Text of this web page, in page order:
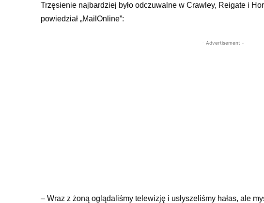
Trzęsienie najbardziej było odczuwalne w Crawley, Reigate i
powiedział „MailOnline”:
- Advertisement -
– Wraz z żoną oglądaliśmy telewizję i usłyszeliśmy hałas, ale